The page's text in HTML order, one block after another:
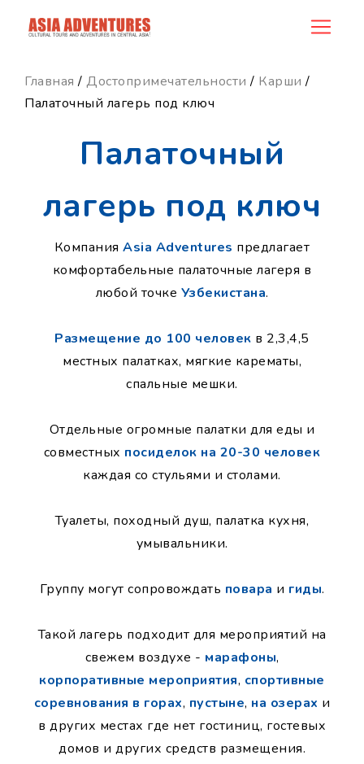
news_id
Главная / Достопримечательности / Карши /
Палаточный лагерь под ключ
Палаточный
лагерь под ключ
КомпанияAsia Adventures предлагает
комфортабельные палаточные лагеря в
любой точке Узбекистана.
Размещение до 100 человек в 2,3,4,5
местных палатках, мягкие карематы,
спальные мешки.
Отдельные огромные палатки для еды и
совместных посиделок на 20-30 человек
каждая со стульями и столами.
Туалеты, походный душ, палатка кухня,
умывальники.
Группу могут сопровождать повара и гиды.
Такой лагерь подходит для мероприятий на
свежем воздухе - марафоны,
корпоративные мероприятия, спортивные
соревнования в горах, пустыне, на озерах и
в других местах где нет гостиниц, гостевых
домов и других средств размещения.